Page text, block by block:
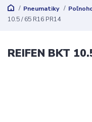
Pneumatiky
10.5 / 65 R16 PR14
REIFEN BKT